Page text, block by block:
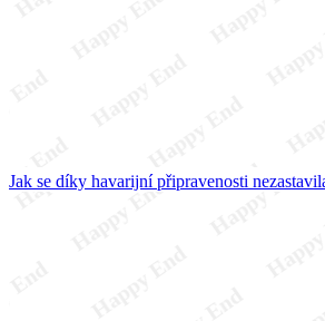
Jak se díky havarijní připravenosti